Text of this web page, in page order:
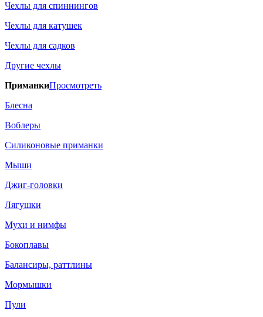
Чехлы для спиннингов
Чехлы для катушек
Чехлы для садков
Другие чехлы
ПриманкиПросмотреть
Блесна
Воблеры
Силиконовые приманки
Мыши
Джиг-головки
Лягушки
Мухи и нимфы
Бокоплавы
Балансиры, раттлины
Мормышки
Пули